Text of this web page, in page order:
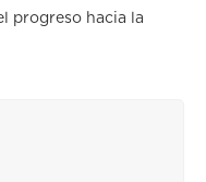
progreso hacia la